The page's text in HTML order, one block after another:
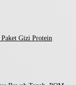
Gizi Protein